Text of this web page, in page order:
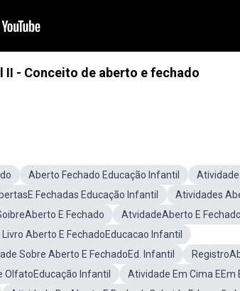
II - Conceito de aberto e fechado
Aberto Fechado Educação Infantil
Fechadas Educação Infantil
Atividades
E Fechado
AtvidadeAberto E Fechado
Livro Aberto E FechadoEducacao Infantil
Sobre Aberto E FechadoEd. Infantil
OlfatoEducação Infantil
Atividade Em Cima EEm